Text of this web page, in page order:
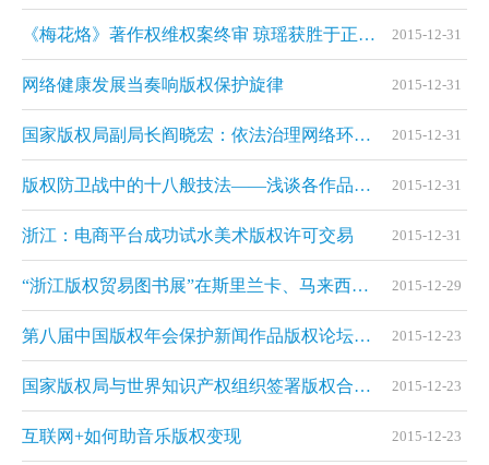
《梅花烙》著作权维权案终审 琼瑶获胜于正道歉赔款 2015-12-31
网络健康发展当奏响版权保护旋律 2015-12-31
国家版权局副局长阎晓宏：依法治理网络环境中的各类侵权问题 2015-12-31
版权防卫战中的十八般技法——浅谈各作品类型的版权保护技术 2015-12-31
浙江：电商平台成功试水美术版权许可交易 2015-12-31
“浙江版权贸易图书展”在斯里兰卡、马来西亚举行 2015-12-29
第八届中国版权年会保护新闻作品版权论坛在京举行 2015-12-23
国家版权局与世界知识产权组织签署版权合作谅解备忘录 2015-12-23
互联网+如何助音乐版权变现 2015-12-23